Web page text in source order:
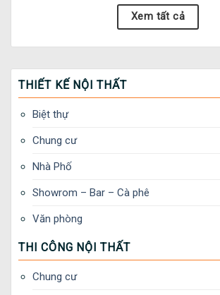
Xem tất cả
THIẾT KẾ NỘI THẤT
Biệt thự
Chung cư
Nhà Phố
Showrom – Bar – Cà phê
Văn phòng
THI CÔNG NỘI THẤT
Chung cư